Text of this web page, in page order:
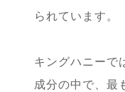
られています。
キングハニーで
成分の中で、最